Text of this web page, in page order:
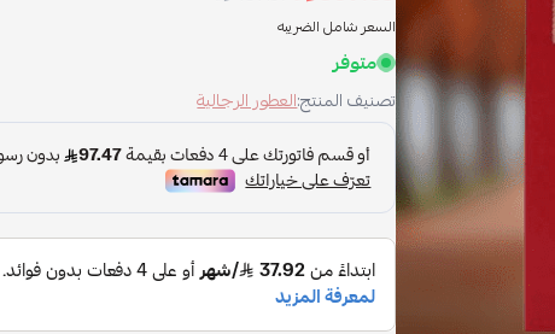
السعر شامل الضريبه
متوفر
تصنيف المنتج:العطور الرجالية